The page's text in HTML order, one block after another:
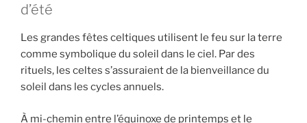
d’été
Les grandes fêtes celtiques utilisent le feu sur la terre
comme symbolique du soleil dans le ciel. Par des
rituels, les celtes s’assuraient de la bienveillance du
soleil dans les cycles annuels.
À mi-chemin entre l’équinoxe de printemps et le